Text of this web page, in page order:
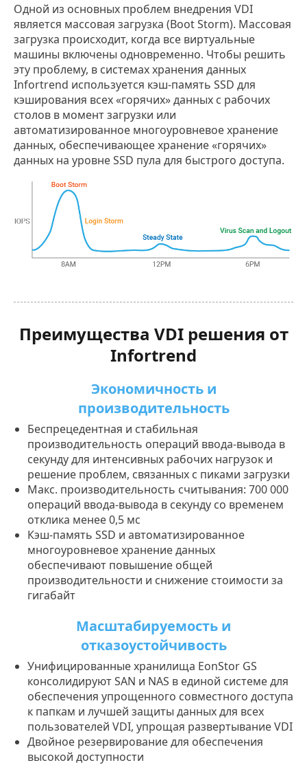
Одной из основных проблем внедрения VDI
является массовая загрузка (Boot Storm). Массовая
загрузка происходит, когда все виртуальные
машины включены одновременно. Чтобы решить
эту проблему, в системах хранения данных
Infortrend используется кэш-память SSD для
кэширования всех «горячих» данных с рабочих
столов в момент загрузки или
автоматизированное многоуровневое хранение
данных, обеспечивающее хранение «горячих»
данных на уровне SSD пула для быстрого доступа.
Преимущества VDI решения от
Infortrend
Экономичность и
производительность
Беспрецедентная и стабильная
производительность операций ввода-вывода в
секунду для интенсивных рабочих нагрузок и
решение проблем, связанных с пиками загрузки
Макс. производительность считывания: 700 000
операций ввода-вывода в секунду со временем
отклика менее 0,5 мс
Кэш-память SSD и автоматизированное
многоуровневое хранение данных
обеспечивают повышение общей
производительности и снижение стоимости за
гигабайт
Масштабируемость и
отказоустойчивость
Унифицированные хранилища EonStor GS
консолидируют SAN и NAS в единой системе для
обеспечения упрощенного совместного доступа
к папкам и лучшей защиты данных для всех
пользователей VDI, упрощая развертывание VDI
Двойное резервирование для обеспечения
высокой доступности